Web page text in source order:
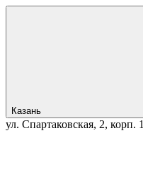
Казань
ул. Спартаковская, 2, корп. 1